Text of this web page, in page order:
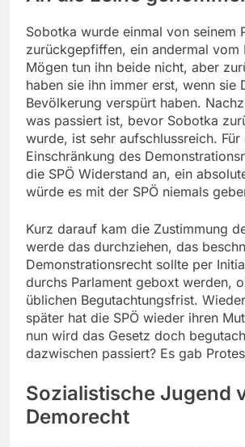
Sobotka wurde einmal von seinem
zurückgepfiffen, ein andermal vom
Mögen tun ihn beide nicht, aber
haben sie ihn immer erst, wenn sie
Bevölkerung verspürt haben.
was passiert ist, bevor Sobotka
wurde, ist sehr aufschlussreich. Für
Einschränkung des
die SPÖ Widerstand an, ein
würde es mit der SPÖ niemals
Kurz darauf kam die Zustimmung
werde das durchziehen, das
Demonstrationsrecht sollte per
durchs Parlament geboxt werden,
üblichen Begutachtungsfrist.
später hat die SPÖ wieder ihren
nun wird das Gesetz doch
dazwischen passiert? Es gab
Sozialistische Jugend
Demorecht